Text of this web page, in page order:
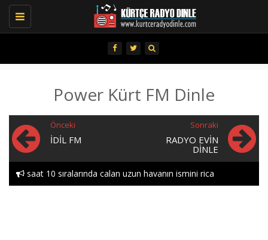
Toggle
navigation
Power Kürt FM Dinle
Önceki
İDIL FM
Sonraki
RADYO EVIN
DINLE
saat 10 sıralarında calan uzun havanın ismini rica